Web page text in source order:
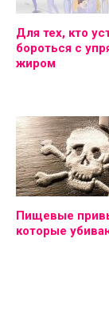
Для тех, кто
бороться с
жиром
Пищевые
которые